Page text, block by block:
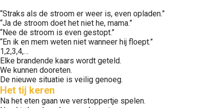
“Straks als de stroom er weer is, even opladen.”
“Ja de stroom doet het niet he, mama.”
“Nee de stroom is even gestopt.”
“En ik en mem weten niet wanneer hij floept.”
1,2,3,4,…
Elke brandende kaars wordt geteld.
We kunnen dooreten.
De nieuwe situatie is veilig genoeg.
Het tij keren
Na het eten gaan we verstoppertje spelen.